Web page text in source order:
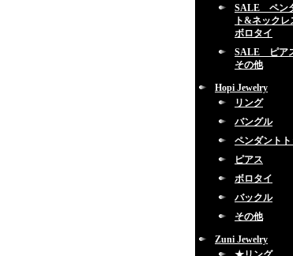
SALE ペン
ト&ネック
ボロタイ
SALE ピア
その他
Hopi Jewelry
リング
バングル
ペンダント
ピアス
ボロタイ
バックル
その他
Zuni Jewelry